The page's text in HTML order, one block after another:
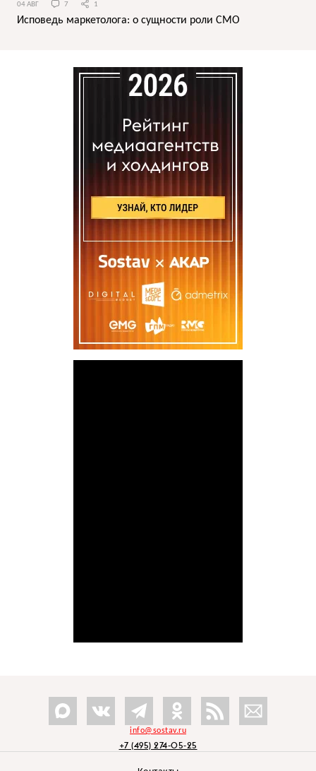
04 АВГ 7 1
Исповедь маркетолога: о сущности роли СМО
info@sostav.ru
+7 (495) 274-05-25